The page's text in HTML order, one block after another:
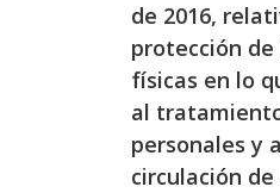
de 2016,
protección de
físicas en lo
al
personales y
circulación